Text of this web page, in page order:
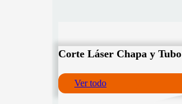
Corte Láser Chapa y Tubo
Ver todo